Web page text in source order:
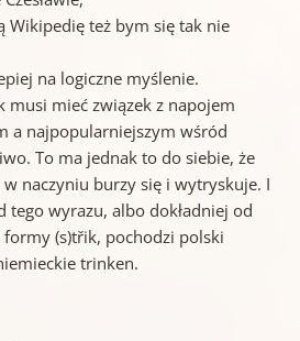
Wikipedię też bym się tak nie
na logiczne myślenie.
musi mieć związek z napojem
a najpopularniejszym wśród
To ma jednak to do siebie, że
naczyniu burzy się i wytryskuje. I
tego wyrazu, albo dokładniej od
formy (s)třik, pochodzi polski
trinken.